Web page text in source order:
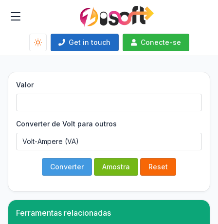
Get in touch Conecte-se
Valor
Converter de Volt para outros
Converter Amostra Reset
Ferramentas relacionadas